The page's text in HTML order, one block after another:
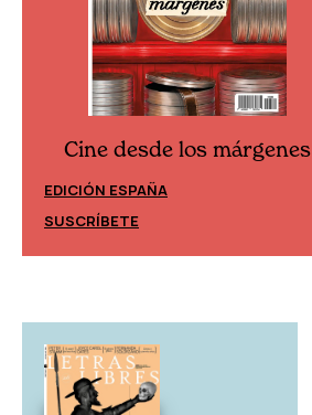
Cine desde los márgenes
EDICIÓN ESPAÑA
SUSCRÍBETE